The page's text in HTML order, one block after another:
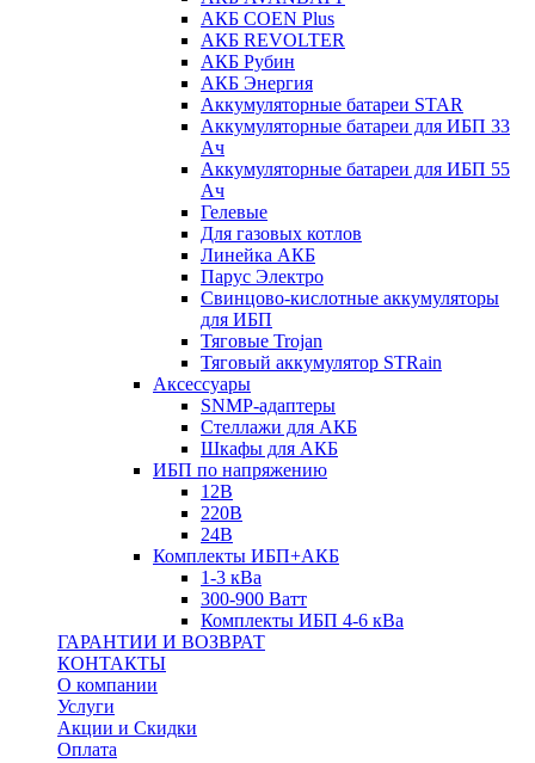
АКБ COEN Plus
АКБ REVOLTER
АКБ Рубин
АКБ Энергия
Аккумуляторные батареи STAR
Аккумуляторные батареи для ИБП 33
Ач
Аккумуляторные батареи для ИБП 55
Ач
Гелевые
Для газовых котлов
Линейка АКБ
Парус Электро
Свинцово-кислотные аккумуляторы
для ИБП
Тяговые Trojan
Тяговый аккумулятор STRain
Аксессуары
SNMP-адаптеры
Стеллажи для АКБ
Шкафы для АКБ
ИБП по напряжению
12В
220В
24В
Комплекты ИБП+АКБ
1-3 кВа
300-900 Ватт
Комплекты ИБП 4-6 кВа
ГАРАНТИИ И ВОЗВРАТ
КОНТАКТЫ
О компании
Услуги
Акции и Скидки
Оплата